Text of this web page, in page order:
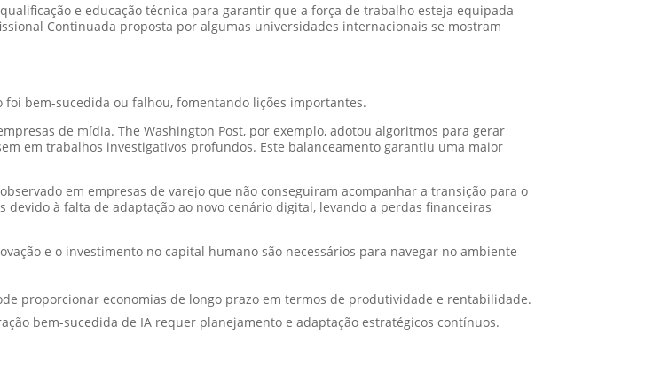
e educação técnica para garantir que a força de trabalho esteja equipada
Continuada proposta por algumas universidades internacionais se mostram
foi bem-sucedida ou falhou, fomentando lições importantes.
de mídia. The Washington Post, por exemplo, adotou algoritmos para gerar
em trabalhos investigativos profundos. Este balanceamento garantiu uma maior
em empresas de varejo que não conseguiram acompanhar a transição para o
à falta de adaptação ao novo cenário digital, levando a perdas financeiras
e o investimento no capital humano são necessários para navegar no ambiente
proporcionar economias de longo prazo em termos de produtividade e rentabilidade.
bem-sucedida de IA requer planejamento e adaptação estratégicos contínuos.